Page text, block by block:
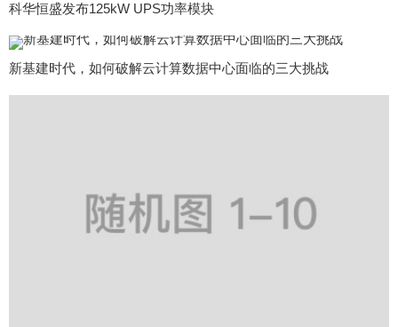
科华恒盛发布125kW UPS功率模块
新基建时代，如何破解云计算数据中心面临的三大挑战